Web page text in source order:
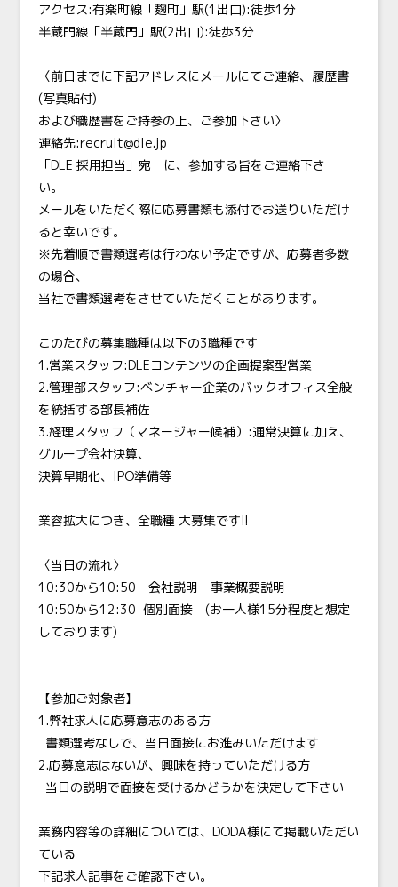
アクセス:有楽町線「麹町」駅(1出口):徒歩1分
半蔵門線「半蔵門」駅(2出口):徒歩3分
〈前日までに下記アドレスにメールにてご連絡、履歴書
(写真貼付)
および職歴書をご持参の上、ご参加下さい〉
連絡先:recruit@dle.jp
「DLE 採用担当」宛 に、参加する旨をご連絡下さ
い。
メールをいただく際に応募書類も添付でお送りいただけ
ると幸いです。
※先着順で書類選考は行わない予定ですが、応募者多数
の場合、
当社で書類選考をさせていただくことがあります。
このたびの募集職種は以下の3職種です
1.営業スタッフ:DLEコンテンツの企画提案型営業
2.管理部スタッフ:ベンチャー企業のバックオフィス全般
を統括する部長補佐
3.経理スタッフ（マネージャー候補）:通常決算に加え、
グループ会社決算、
決算早期化、IPO準備等
業容拡大につき、全職種 大募集です!!
〈当日の流れ〉
10:30から10:50 会社説明 事業概要説明
10:50から12:30 個別面接 (お一人様15分程度と想定
しております)
【参加ご対象者】
1.弊社求人に応募意志のある方
書類選考なしで、当日面接にお進みいただけます
2.応募意志はないが、興味を持っていただける方
当日の説明で面接を受けるかどうかを決定して下さい
業務内容等の詳細については、DODA様にて掲載いただい
ている
下記求人記事をご確認下さい。